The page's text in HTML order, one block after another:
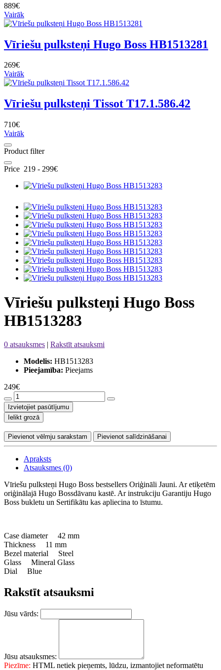
889€
Vairāk
Vīriešu pulksteņi Hugo Boss HB1513281
269€
Vairāk
Vīriešu pulksteņi Tissot T17.1.586.42
710€
Vairāk
Product filter
Price 219 - 299€
Vīriešu pulksteņi Hugo Boss
HB1513283
0 atsauksmes | Rakstīt atsauksmi
Modelis: HB1513283
Pieejamība: Pieejams
249€
Izvietojiet pasūtījumu
Ielikt grozā
Pievienot vēlmju sarakstam Pievienot salīdzināšanai
Apraksts
Atsauksmes (0)
Vīriešu pulksteņi Hugo Boss bestsellers Oriģināli Jauni. Ar etiķetēm
oriģinālajā Hugo Bossdāvanu kastē. Ar instrukciju Garantiju Hugo
Boss bukletu un Sertifikātu kas apliecina to īstumu.
Case diameter 42 mm
Thickness 11 mm
Bezel material Steel
Glass Mineral Glass
Dial Blue
Rakstīt atsauksmi
Jūsu vārds:
Jūsu atsauksmes:
Piezīme: HTML netiek pieņemts, lūdzu, izmantojiet neformatētu